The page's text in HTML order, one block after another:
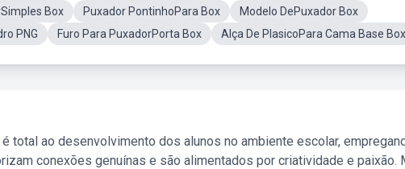
Box Puxador PontinhoPara Box
Modelo DePuxador Box
PNG Furo Para PuxadorPorta Box Alça De PlasicoPara Cama Base Box
total ao desenvolvimento dos alunos no ambiente escolar,
conexões genuínas e são alimentados por criatividade e paixão.